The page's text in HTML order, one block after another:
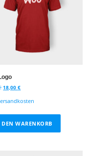
U
s
r
18,00€A
t
e
WARENKORB